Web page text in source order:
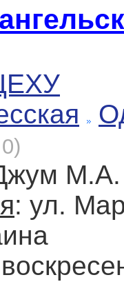
М.А.
: ул.